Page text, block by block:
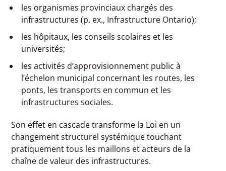
les organismes provinciaux chargés des
infrastructures (p. ex., Infrastructure Ontario);
les hôpitaux, les conseils scolaires et les
universités;
les activités d’approvisionnement public à
l’échelon municipal concernant les routes, les
ponts, les transports en commun et les
infrastructures sociales.
Son effet en cascade transforme la Loi en un
changement structurel systémique touchant
pratiquement tous les maillons et acteurs de la
chaîne de valeur des infrastructures.